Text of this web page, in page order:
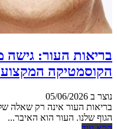
בריאות העור: גישה
הקוסמטיקה
נוצר ב 05/06/2026
בריאות העור אינה רק שאלה
הגוף שלנו. העור הוא האיבר...